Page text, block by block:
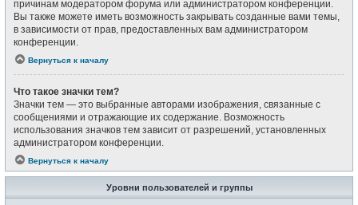
причинам модератором форума или администратором конференции.
Вы также можете иметь возможность закрывать созданные вами темы,
в зависимости от прав, предоставленных вам администратором
конференции.
Вернуться к началу
Что такое значки тем?
Значки тем — это выбранные авторами изображения, связанные с
сообщениями и отражающие их содержание. Возможность
использования значков тем зависит от разрешений, установленных
администратором конференции.
Вернуться к началу
Уровни пользователей и группы